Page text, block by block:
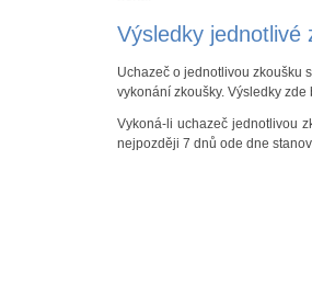
Výsledky jednotlivé
Uchazeč o jednotlivou zkoušku
vykonání zkoušky. Výsledky
Vykoná-li uchazeč jednotlivou
nejpozději 7 dnů ode dne